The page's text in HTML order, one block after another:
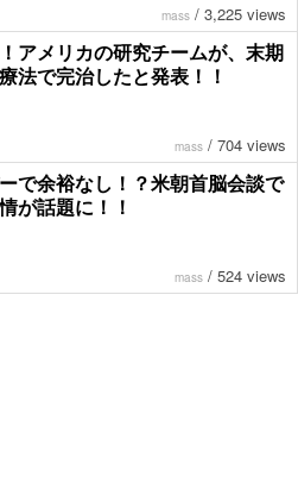
mass / 3,225 views
アメリカの研究チームが、末期
法で完治したと発表！！
mass / 704 views
で余裕なし！？米朝首脳会談で
が話題に！！
mass / 524 views